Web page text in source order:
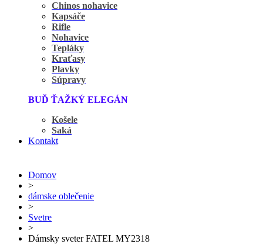
Chinos nohavice
Kapsáče
Rifle
Nohavice
Tepláky
Kraťasy
Plavky
Súpravy
BUĎ ŤAŽKÝ ELEGÁN
Košele
Saká
Kontakt
Domov
>
dámske oblečenie
>
Svetre
>
Dámsky sveter FATEL MY2318